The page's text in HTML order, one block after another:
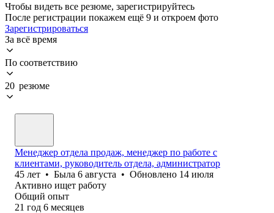
Чтобы видеть все резюме, зарегистрируйтесь
После регистрации покажем ещё 9 и откроем фото
Зарегистрироваться
За всё время
По соответствию
20 резюме
Менеджер отдела продаж, менеджер по работе с
клиентами, руководитель отдела, администратор
45 лет • Была 6 августа • Обновлено 14 июля
Активно ищет работу
Общий опыт
21 год 6 месяцев